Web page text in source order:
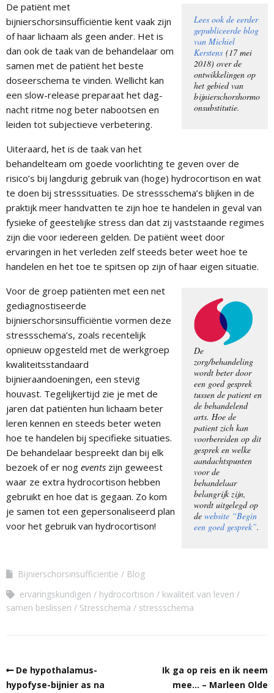
Lees ook de eerder
gepubliceerde blog
van Michiel
Kerstens(17 mei
2018) over de
ontwikkelingen op
het gebied van
bijnierschorshormo
onsubstitutie.
De patiënt met
bijnierschorsinsufficiëntie kent vaak zijn
of haar lichaam als geen ander. Het is
dan ook de taak van de behandelaar om
samen met de patiënt het beste
doseerschema te vinden. Wellicht kan
een slow-release preparaat het dag-
nacht ritme nog beter nabootsen en
leiden tot subjectieve verbetering.
Uiteraard, het is de taak van het
behandelteam om goede voorlichting te geven over de
risico’s bij langdurig gebruik van (hoge) hydrocortison en wat
te doen bij stresssituaties. De stressschema’s blijken in de
praktijk meer handvatten te zijn hoe te handelen in geval van
fysieke of geestelijke stress dan dat zij vaststaande regimes
zijn die voor iedereen gelden. De patiënt weet door
ervaringen in het verleden zelf steeds beter weet hoe te
handelen en het toe te spitsen op zijn of haar eigen situatie.
De
zorg/behandeling
wordt beter door
een goed gesprek
tussen de patient en
de behandelend
arts. Hoe de
patient zich kan
voorbereiden op dit
gesprek en welke
aandachtspunten
voor de
behandelaar
belangrijk zijn,
wordt uitgelegd op
de website “Begin
een goed gesprek”.
Voor de groep patiënten met een net
gediagnostiseerde
bijnierschorsinsufficiëntie vormen deze
stressschema’s, zoals recentelijk
opnieuw opgesteld met de werkgroep
kwaliteitsstandaard
bijnieraandoeningen, een stevig
houvast. Tegelijkertijd zie je met de
jaren dat patiënten hun lichaam beter
leren kennen en steeds beter weten
hoe te handelen bij specifieke situaties.
De behandelaar bespreekt dan bij elk
bezoek of er nog events zijn geweest
waar ze extra hydrocortison hebben
gebruikt en hoe dat is gegaan. Zo kom
je samen tot een gepersonaliseerd plan
voor het gebruik van hydrocortison!
Bijnierschorsinsufficientie
Blog
ervaringskundigen
hydrocortison
kwaliteit van leven
samen beslissen
Stresschema stressschema
De hypothalamus-
hypofyse-bijnier as na
Ik ga op reis en ik neem
mee… – Marleen Olde